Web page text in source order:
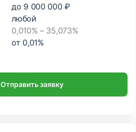
до 9 000 000 ₽
любой
0,010% – 35,073%
от 0,01%
Отправить заявку